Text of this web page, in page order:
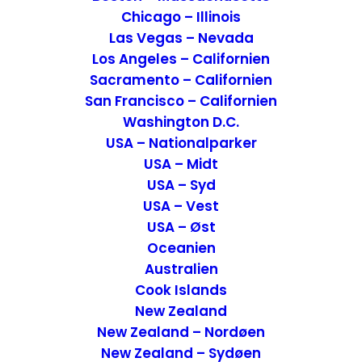
Chicago – Illinois
Las Vegas – Nevada
Los Angeles – Californien
Sacramento – Californien
San Francisco – Californien
Washington D.C.
USA – Nationalparker
USA – Midt
USA – Syd
USA – Vest
USA – Øst
Oceanien
Australien
Cook Islands
New Zealand
New Zealand – Nordøen
New Zealand – Sydøen
smukt ud, så vi var spændt på at se det
Vi blev positiv overrasket da vi trådte
indenfor. Den enorme lobby virkede og så
meget elegant ud og vi håbede, at det
også ville være tilfældet med værelset. Vi
fik en venlig modtagelse og selvom vores
check-in mere forgik med tegnsprog end
tale, forstod vi hinanden og vi fik vores